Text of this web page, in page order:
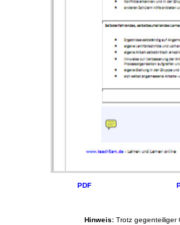
PDF
Hinweis:Trotz gegenteiliger